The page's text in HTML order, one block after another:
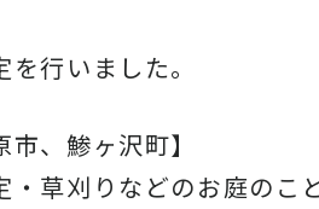
行いました。
、鯵ヶ沢町】
草刈りなどのお庭のこ